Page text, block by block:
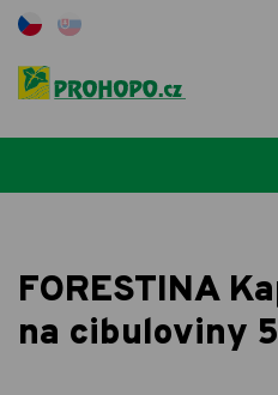
FORESTINA
na cibuloviny